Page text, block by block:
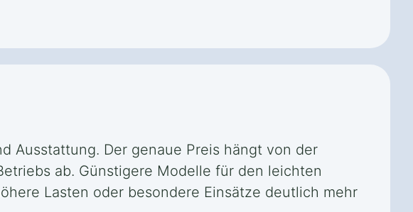
Ausstattung. Der genaue Preis hängt von der
ab. Günstigere Modelle für den leichten
Lasten oder besondere Einsätze deutlich mehr